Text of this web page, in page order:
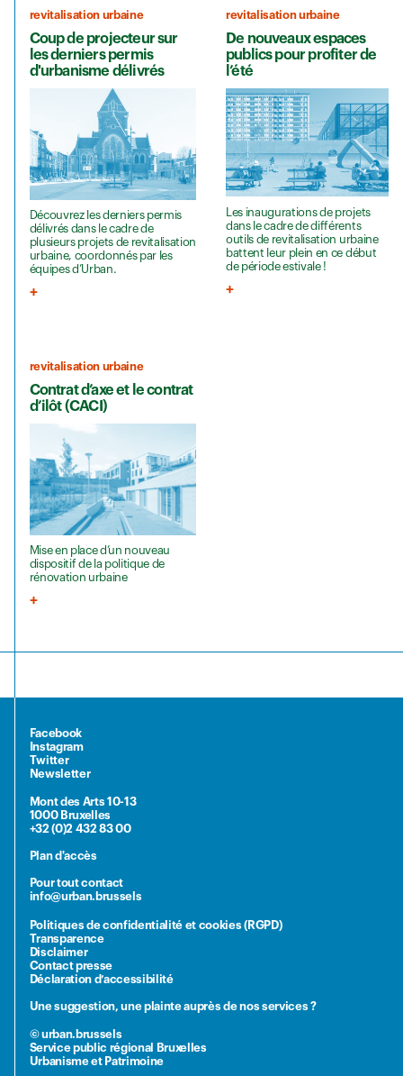
revitalisation urbaine
Coup de projecteur sur
les derniers permis
d'urbanisme délivrés
Découvrez les derniers permis
délivrés dans le cadre de
plusieurs projets de revitalisation
urbaine, coordonnés par les
équipes d’Urban.
revitalisation urbaine
De nouveaux espaces
publics pour profiter de
l’été
Les inaugurations de projets
dans le cadre de différents
outils de revitalisation urbaine
battent leur plein en ce début
de période estivale !
revitalisation urbaine
Contrat d’axe et le contrat
d’ilôt (CACI)
Mise en place d’un nouveau
dispositif de la politique de
rénovation urbaine
Facebook
Instagram
Twitter
Newsletter
Mont des Arts 10-13
1000 Bruxelles
+32 (0)2 432 83 00
Plan d'accès
Pour tout contact
info@urban.brussels
Politiques de confidentialité et cookies (RGPD)
Transparence
Disclaimer
Contact presse
Déclaration d’accessibilité
Une suggestion, une plainte auprès de nos services ?
© urban.brussels
Service public régional Bruxelles
Urbanisme et Patrimoine